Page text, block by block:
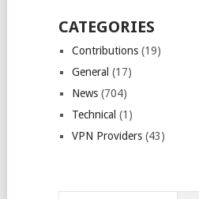
CATEGORIES
Contributions(19)
General (17)
News(704)
Technical (1)
VPN Providers(43)